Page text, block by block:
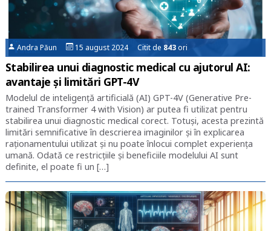
Andra Păun 15 august 2024 Citit de 843ori
Stabilirea unui diagnostic medical cu ajutorul AI:
avantaje și limitări GPT-4V
Modelul de inteligență artificială (AI) GPT-4V (Generative Pre-
trained Transformer 4 with Vision) ar putea fi utilizat pentru
stabilirea unui diagnostic medical corect. Totuși, acesta prezintă
limitări semnificative în descrierea imaginilor și în explicarea
raționamentului utilizat și nu poate înlocui complet experiența
umană. Odată ce restricțiile și beneficiile modelului AI sunt
definite, el poate fi un […]